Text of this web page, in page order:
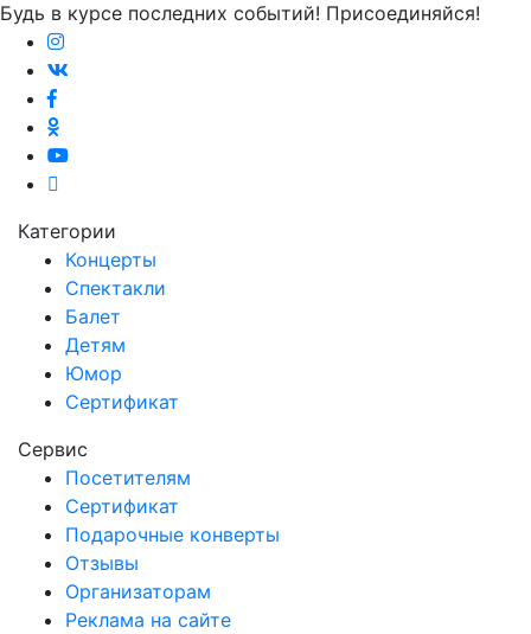
Будь в курсе последних событий! Присоединяйся!
Категории
Концерты
Спектакли
Балет
Детям
Юмор
Сертификат
Сервис
Посетителям
Сертификат
Подарочные конверты
Отзывы
Организаторам
Реклама на сайте